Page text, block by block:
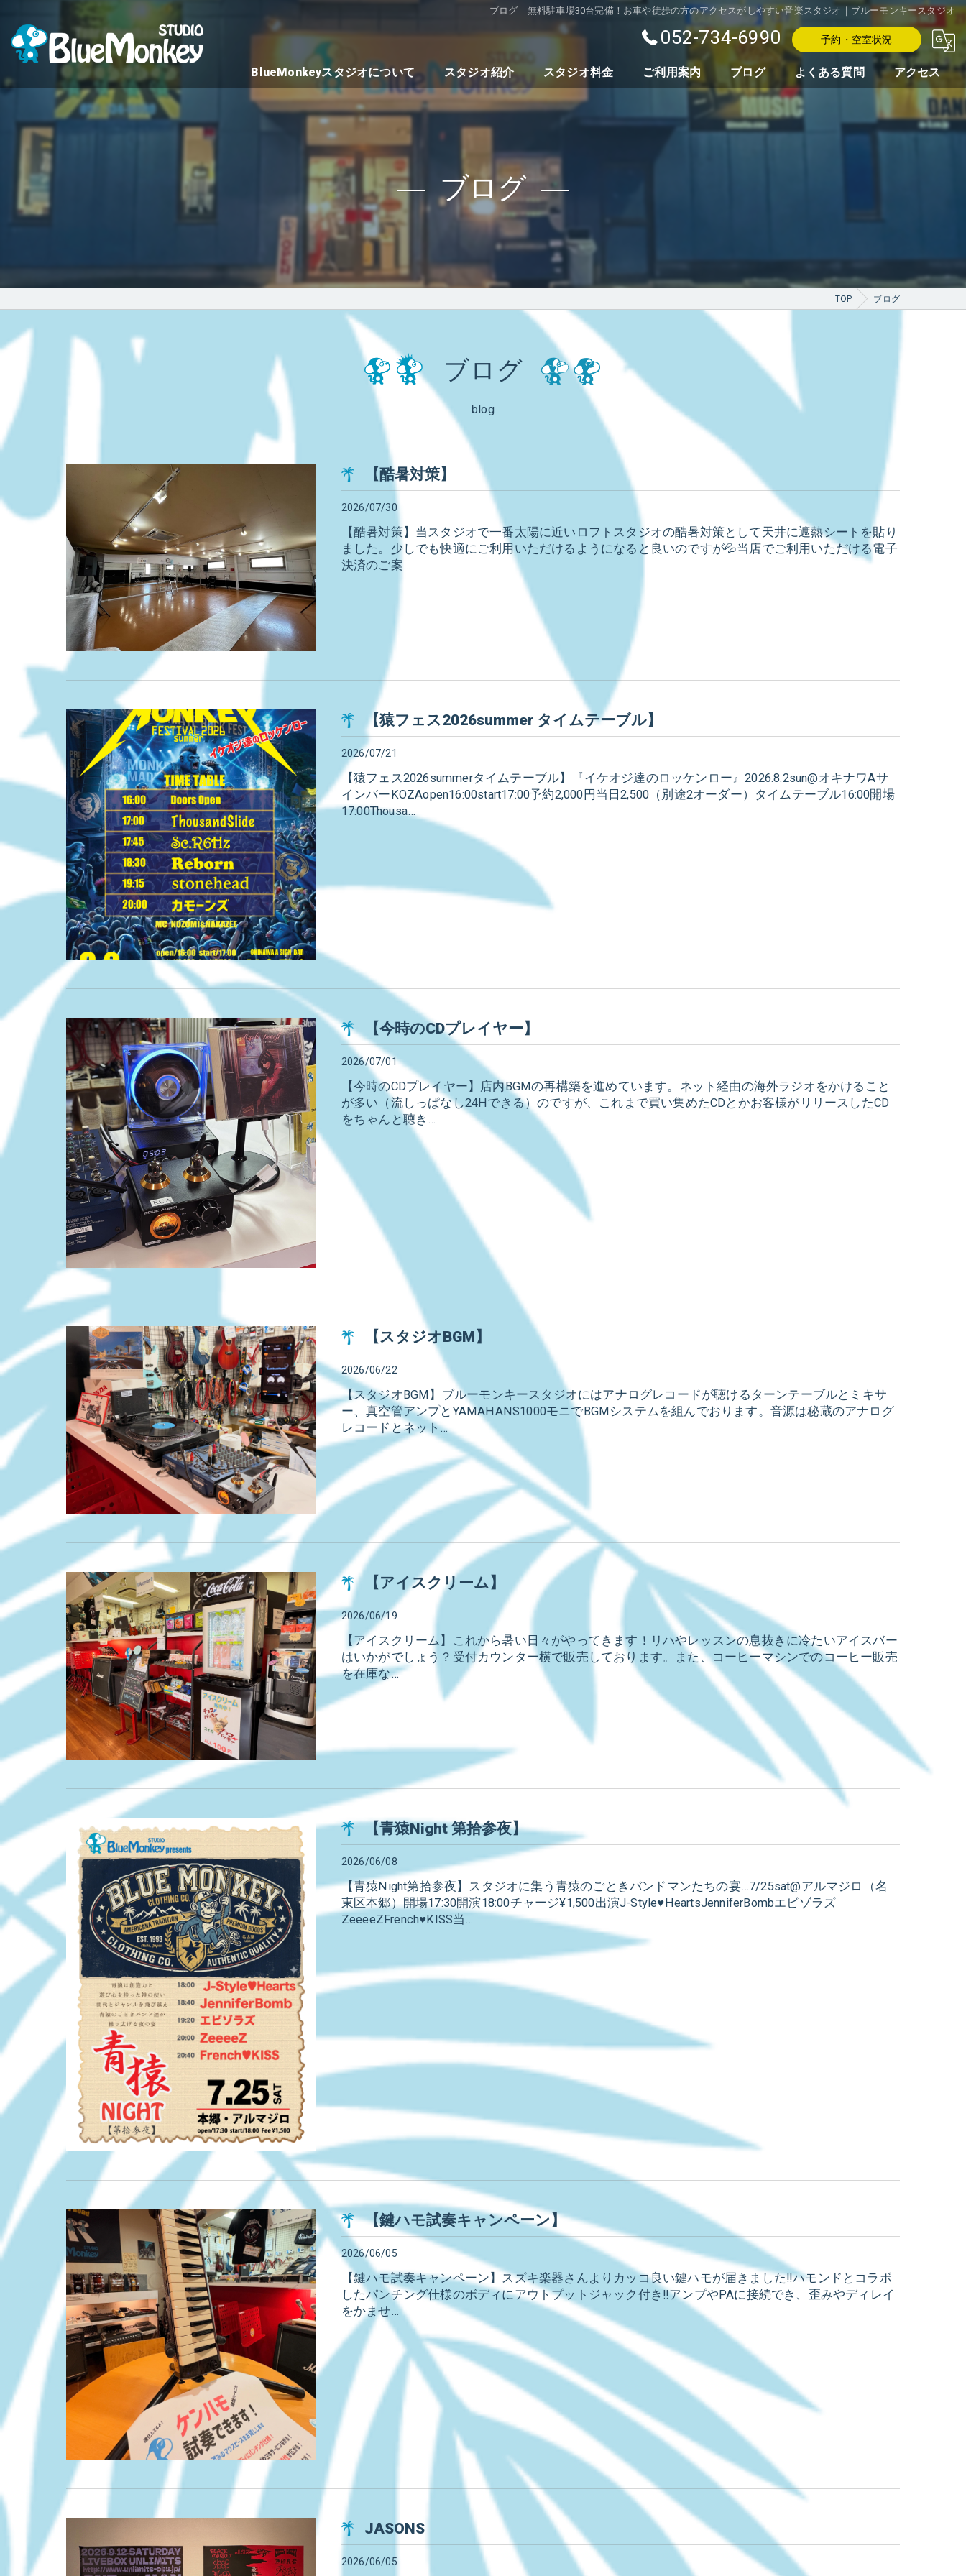
ブログ｜無料駐車場30台完備！お車や徒歩の方のアクセスがしやすい音楽スタジオ｜ブルーモンキースタジオ
052-734-6990 予約・空室状況
BlueMonkeyスタジオについて スタジオ紹介 スタジオ料金 ご利用案内
レンタル・物販
ブログ よくある質問 アクセス
ブログ
TOP ブログ
ブログ
blog
【酷暑対策】
2026/07/30
【酷暑対策】当スタジオで一番太陽に近いロフトスタジオの酷暑対策として天井に遮熱シートを貼り
ました。少しでも快適にご利用いただけるようになると良いのですが💦当店でご利用いただける電子
決済のご案…
【猿フェス2026summer タイムテーブル】
2026/07/21
【猿フェス2026summerタイムテーブル】『イケオジ達のロッケンロー』2026.8.2sun@オキナワAサ
インバーKOZAopen16:00start17:00予約2,000円当日2,500（別途2オーダー）タイムテーブル16:00開場
17:00Thousa…
【今時のCDプレイヤー】
2026/07/01
【今時のCDプレイヤー】店内BGMの再構築を進めています。ネット経由の海外ラジオをかけること
が多い（流しっぱなし24Hできる）のですが、これまで買い集めたCDとかお客様がリリースしたCD
をちゃんと聴き…
【スタジオBGM】
2026/06/22
【スタジオBGM】⁡ブルーモンキースタジオにはアナログレコードが聴けるターンテーブルとミキサ
ー、真空管アンプとYAMAHANS1000モニでBGMシステムを組んでおります。音源は秘蔵のアナログ
レコードとネット…
【アイスクリーム】
2026/06/19
【アイスクリーム】これから暑い日々がやってきます！リハやレッスンの息抜きに冷たいアイスバー
はいかがでしょう？受付カウンター横で販売しております。また、コーヒーマシンでのコーヒー販売
を在庫な…
【青猿Night 第拾参夜】
2026/06/08
【青猿Night第拾参夜】スタジオに集う青猿のごときバンドマンたちの宴…7/25sat@アルマジロ（名
東区本郷）開場17:30開演18:00チャージ¥1,500出演J-Style♥HeartsJenniferBombエビゾラズ
ZeeeeZFrench♥KISS当…
【鍵ハモ試奏キャンペーン】
2026/06/05
【鍵ハモ試奏キャンペーン】スズキ楽器さんよりカッコ良い鍵ハモが届きました‼️ハモンドとコラボ
したパンチング仕様のボディにアウトプットジャック付き‼️アンプやPAに接続でき、歪みやディレイ
をかませ…
JASONS
2026/06/05